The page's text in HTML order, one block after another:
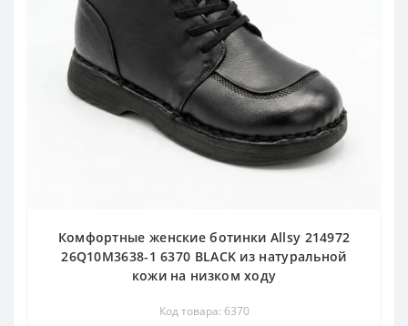
Комфортные женские ботинки Allsy 214972
26Q10M3638-1 6370 BLACK из натуральной
кожи на низком ходу
Код товара: 6370